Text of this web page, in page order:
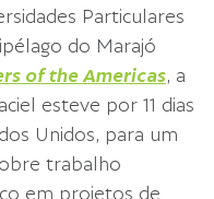
Particulares
do Marajó
of the Americas, a
esteve por 11 dias
Unidos, para um
trabalho
em projetos de